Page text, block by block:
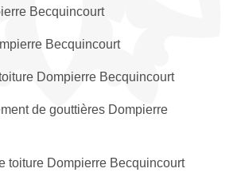
Becquincourt
Becquincourt
Dompierre Becquincourt
de gouttières Dompierre
toiture Dompierre Becquincourt